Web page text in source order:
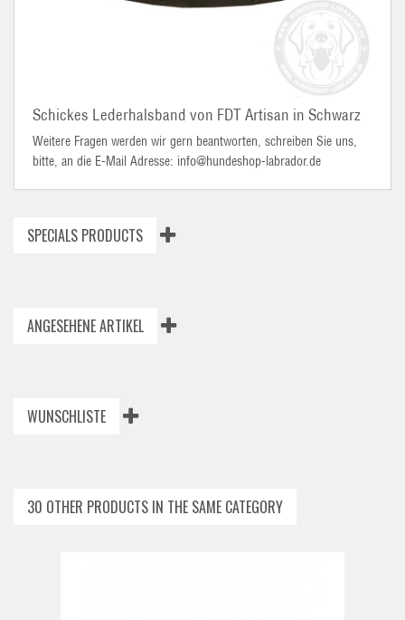
Schickes Lederhalsband von FDT Artisan in Schwarz
Weitere Fragen werden wir gern beantworten, schreiben Sie uns,
bitte, an die E-Mail Adresse: info@hundeshop-labrador.de
SPECIALS PRODUCTS
ANGESEHENE ARTIKEL
WUNSCHLISTE
30 OTHER PRODUCTS IN THE SAME CATEGORY